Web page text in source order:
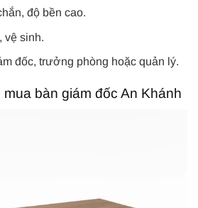
độ bền cao.
vệ sinh.
đốc, trưởng phòng hoặc quản lý.
bàn giám đốc An Khánh